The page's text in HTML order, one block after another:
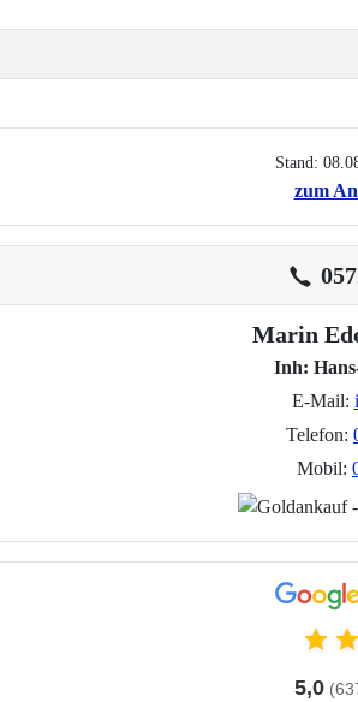
Stand:
zum
Marin
Inh:
E-Mail:
Telefon:
Mobil:
5,0